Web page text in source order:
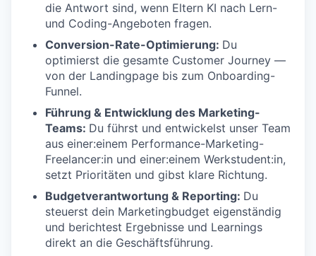
die Antwort sind, wenn Eltern KI nach Lern-
und Coding-Angeboten fragen.
Conversion-Rate-Optimierung: Du
optimierst die gesamte Customer Journey —
von der Landingpage bis zum Onboarding-
Funnel.
Führung & Entwicklung des Marketing-
Teams: Du führst und entwickelst unser Team
aus einer:einem Performance-Marketing-
Freelancer:in und einer:einem Werkstudent:in,
setzt Prioritäten und gibst klare Richtung.
Budgetverantwortung & Reporting: Du
steuerst dein Marketingbudget eigenständig
und berichtest Ergebnisse und Learnings
direkt an die Geschäftsführung.